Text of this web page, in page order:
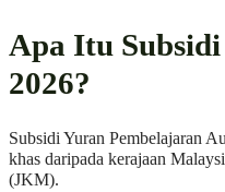
Apa Itu
2026?
Subsidi Yuran Pembelajaran
khas daripada kerajaan
(JKM).